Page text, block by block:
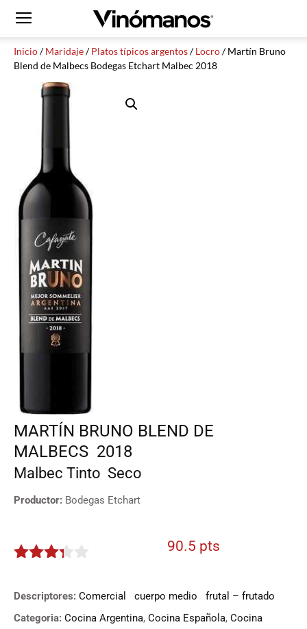
Inicio/Maridaje/Platos típicos argentos/Locro/ Martín Bruno
Blend de Malbecs Bodegas Etchart Malbec 2018
MARTÍN BRUNO BLEND DE
MALBECS 2018
Malbec Tinto Seco
Productor: Bodegas Etchart
90.5 pts
Descriptores: Comercial cuerpo medio
frutal – frutado
Categoria: Cocina Argentina, Cocina Española, Cocina